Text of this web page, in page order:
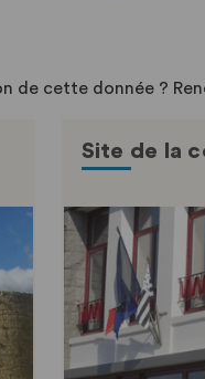
de cette donnée ?
Site de la